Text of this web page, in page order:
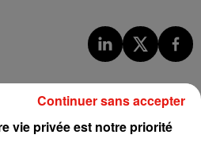
s’essaye à la vie de chatelain
vie privée est notre priorité
Continuer sans accepter